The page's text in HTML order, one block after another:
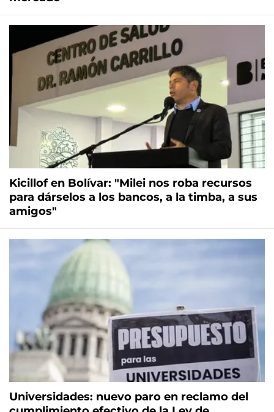
Kicillof en Bolívar: "Milei nos roba recursos
para dárselos a los bancos, a la timba, a sus
amigos"
Universidades: nuevo paro en reclamo del